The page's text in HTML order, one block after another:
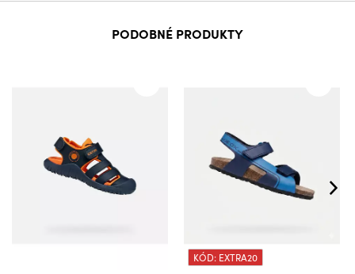
PODOBNÉ PRODUKTY
KÓD: EXTRA20